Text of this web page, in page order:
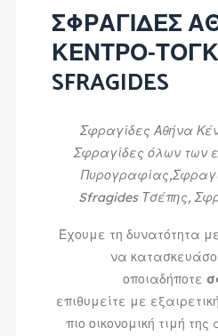
ΣΦΡΑΓΙΔΕΣ
ΚΕΝΤΡΟ-
SFRAGIDES
Σφραγίδες Αθήνα
Σφραγίδες όλων των
Sfragides Τσέπης,
Έχουμε τη δυνατότητα
να
οποιαδήποτε
επιθυμείτε με
πιο οικονομική τιμή